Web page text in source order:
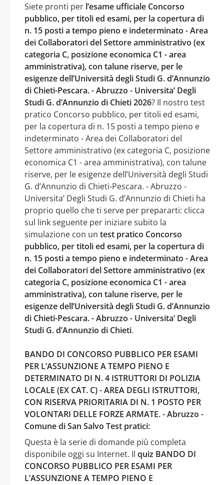
Siete pronti per l’esame ufficiale Concorso
pubblico, per titoli ed esami, per la copertura di
n. 15 posti a tempo pieno e indeterminato - Area
dei Collaboratori del Settore amministrativo (ex
categoria C, posizione economica C1 - area
amministrativa), con talune riserve, per le
esigenze dell’Università degli Studi G. d’Annunzio
di Chieti-Pescara. - Abruzzo - Universita’ Degli
Studi G. d’Annunzio di Chieti 2026? Il nostro test
pratico Concorso pubblico, per titoli ed esami,
per la copertura di n. 15 posti a tempo pieno e
indeterminato - Area dei Collaboratori del
Settore amministrativo (ex categoria C, posizione
economica C1 - area amministrativa), con talune
riserve, per le esigenze dell’Università degli Studi
G. d’Annunzio di Chieti-Pescara. - Abruzzo -
Universita’ Degli Studi G. d’Annunzio di Chieti ha
proprio quello che ti serve per prepararti: clicca
sul link seguente per iniziare subito la
simulazione con un test pratico Concorso
pubblico, per titoli ed esami, per la copertura di
n. 15 posti a tempo pieno e indeterminato - Area
dei Collaboratori del Settore amministrativo (ex
categoria C, posizione economica C1 - area
amministrativa), con talune riserve, per le
esigenze dell’Università degli Studi G. d’Annunzio
di Chieti-Pescara. - Abruzzo - Universita’ Degli
Studi G. d’Annunzio di Chieti.
BANDO DI CONCORSO PUBBLICO PER ESAMI
PER L’ASSUNZIONE A TEMPO PIENO E
DETERMINATO DI N. 4 ISTRUTTORI DI POLIZIA
LOCALE (EX CAT. C) - AREA DEGLI ISTRUTTORI,
CON RISERVA PRIORITARIA DI N. 1 POSTO PER
VOLONTARI DELLE FORZE ARMATE. - Abruzzo -
Comune di San Salvo Test pratici:
Questa è la serie di domande più completa
disponibile oggi su Internet. Il quiz BANDO DI
CONCORSO PUBBLICO PER ESAMI PER
L’ASSUNZIONE A TEMPO PIENO E